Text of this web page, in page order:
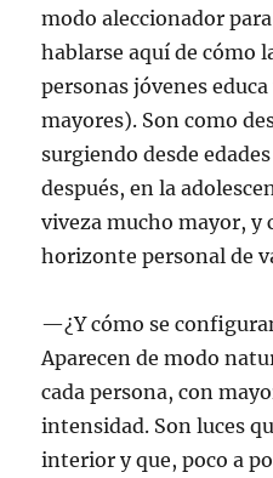
modo aleccionador
hablarse aquí de cómo
personas jóvenes
mayores). Son como
surgiendo desde
después, en la
viveza mucho mayor, y
horizonte personal de
—¿Y cómo se
Aparecen de modo
cada persona, con
intensidad. Son luces
interior y que, poco a